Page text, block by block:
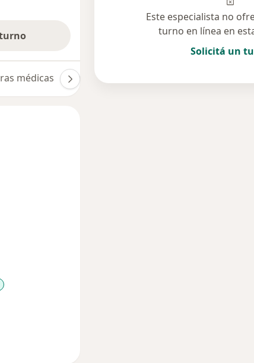
médicas Opiniones
Este especialista no
turno en línea en
Solicitá un